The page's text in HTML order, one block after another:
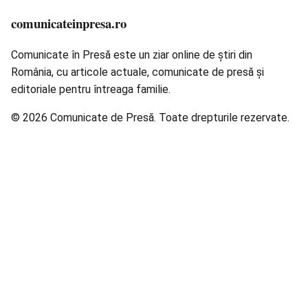
comunicateinpresa.ro
Comunicate în Presă este un ziar online de știri din
România, cu articole actuale, comunicate de presă și
editoriale pentru întreaga familie.
© 2026 Comunicate de Presă. Toate drepturile rezervate.